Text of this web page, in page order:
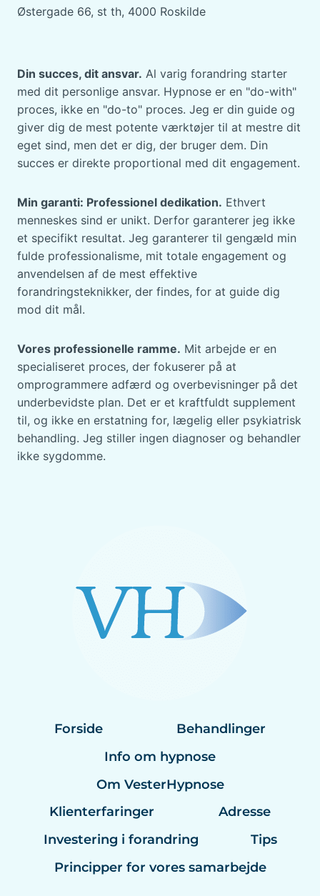
Østergade 66, st th, 4000 Roskilde
Din succes, dit ansvar. Al varig forandring starter
med dit personlige ansvar. Hypnose er en "do-with"
proces, ikke en "do-to" proces. Jeg er din guide og
giver dig de mest potente værktøjer til at mestre dit
eget sind, men det er dig, der bruger dem. Din
succes er direkte proportional med dit engagement.
Min garanti: Professionel dedikation. Ethvert
menneskes sind er unikt. Derfor garanterer jeg ikke
et specifikt resultat. Jeg garanterer til gengæld min
fulde professionalisme, mit totale engagement og
anvendelsen af de mest effektive
forandringsteknikker, der findes, for at guide dig
mod dit mål.
Vores professionelle ramme. Mit arbejde er en
specialiseret proces, der fokuserer på at
omprogrammere adfærd og overbevisninger på det
underbevidste plan. Det er et kraftfuldt supplement
til, og ikke en erstatning for, lægelig eller psykiatrisk
behandling. Jeg stiller ingen diagnoser og behandler
ikke sygdomme.
Forside
Behandlinger
Info om hypnose
Om VesterHypnose
Klienterfaringer
Adresse
Investering i forandring
Tips
Principper for vores samarbejde